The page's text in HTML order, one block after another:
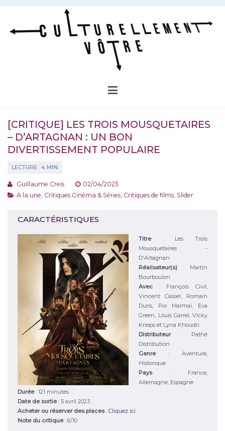
Aller
contenu
[CRITIQUE] LES TROIS MOUSQUETAIRES
– D’ARTAGNAN : UN BON
DIVERTISSEMENT POPULAIRE
Guillaume Creis
02/04/2023
A la une Critiques Cinéma & Séries Critiques de films Slider
CARACTÉRISTIQUES
Titre : Les Trois
Mousquetaires -
D'Artagnan
Réalisateur(s) : Martin
Bourboulon
Avec : François Civil,
Vincent Cassel, Romain
Duris, Pio Marmaï, Eva
Green, Louis Garrel, Vicky
Krieps et Lyna Khoudri.
Distributeur : Pathé
Distribution
Genre:Aventure,
Historique
Pays : France,
Allemagne, Espagne
Durée: 121 minutes
Date de sortie: 5 avril 2023
Acheter ou réserver des places: Cliquez ici
Note du critique: 6/10